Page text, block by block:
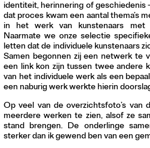
identiteit, herinnering of geschiedenis
dat proces kwam een aantal thema’s
in het werk van kunstenaars met
Naarmate we onze selectie
letten dat de individuele kunstenaars
Samen begonnen zij een netwerk te
een link kon zijn tussen twee andere
van het individuele werk als een
een naburig werk werkte hierin
Op veel van de overzichtsfoto’s van
meerdere werken te zien, alsof ze
stand brengen. De onderlinge
sterker dan ik gewend ben van een